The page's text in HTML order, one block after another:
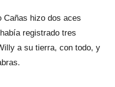
Cañas hizo dos aces
registrado tres
a su tierra, con todo, y